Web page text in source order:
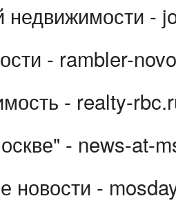
недвижимости -
- rambler-
- realty-
- news-at-
новости -